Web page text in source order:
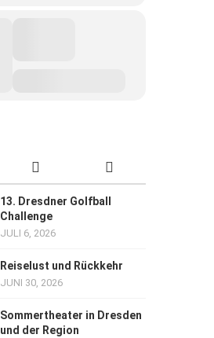
13. Dresdner Golfball
Challenge
JULI 6, 2026
Reiselust und Rückkehr
JUNI 30, 2026
Sommertheater in Dresden
und der Region